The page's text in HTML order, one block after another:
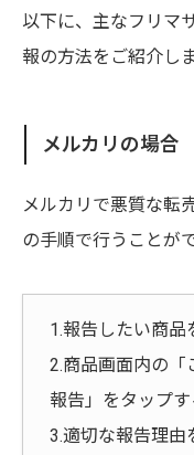
以下に、主なフリマ
報の方法をご紹介しま
メルカリの場合
メルカリで悪質な転
の手順で行うことが
1.報告したい商品
2.商品画面内の「
報告」をタップす
3.適切な報告理由